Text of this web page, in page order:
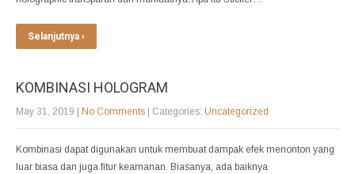
Selanjutnya ›
KOMBINASI HOLOGRAM
May 31, 2019 | No Comments | Categories: Uncategorized
Kombinasi dapat digunakan untuk membuat dampak efek menonton yang
luar biasa dan juga fitur keamanan. Biasanya, ada baiknya